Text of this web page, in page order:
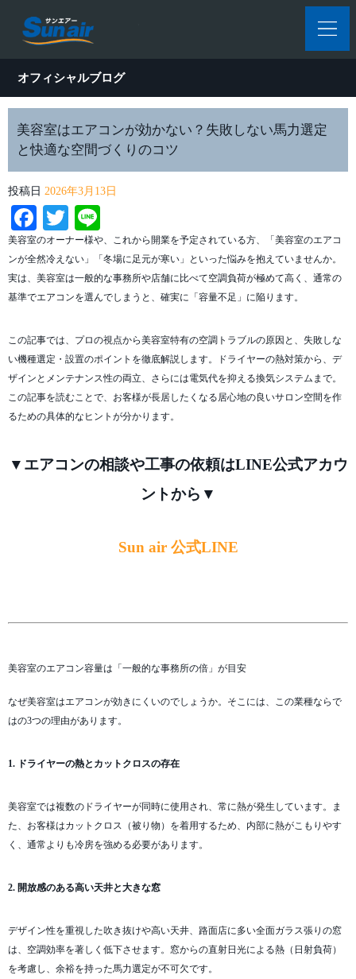
オフィシャルブログ
美容室はエアコンが効かない？失敗しない馬力選定
と快適な空間づくりのコツ
投稿日 2026年3月13日
Facebook
Twitter
美容室のオーナー様や、これから開業を予定されている方、「美容室のエアコ
ンが全然冷えない」「冬場に足元が寒い」といった悩みを抱えていませんか。
実は、美容室は一般的な事務所や店舗に比べて空調負荷が極めて高く、通常の
基準でエアコンを選んでしまうと、確実に「容量不足」に陥ります。
この記事では、プロの視点から美容室特有の空調トラブルの原因と、失敗しな
い機種選定・設置のポイントを徹底解説します。ドライヤーの熱対策から、デ
ザインとメンテナンス性の両立、さらには電気代を抑える換気システムまで。
この記事を読むことで、お客様が長居したくなる居心地の良いサロン空間を作
るための具体的なヒントが分かります。
▼エアコンの相談や工事の依頼はLINE公式アカウ
ントから▼
Sun air 公式LINE
美容室のエアコン容量は「一般的な事務所の倍」が目安
なぜ美容室はエアコンが効きにくいのでしょうか。そこには、この業種ならで
はの3つの理由があります。
1. ドライヤーの熱とカットクロスの存在
美容室では複数のドライヤーが同時に使用され、常に熱が発生しています。ま
た、お客様はカットクロス（被り物）を着用するため、内部に熱がこもりやす
く、通常よりも冷房を強める必要があります。
2. 開放感のある高い天井と大きな窓
デザイン性を重視した吹き抜けや高い天井、路面店に多い全面ガラス張りの窓
は、空調効率を著しく低下させます。窓からの直射日光による熱（日射負荷）
を考慮し、余裕を持った馬力選定が不可欠です。